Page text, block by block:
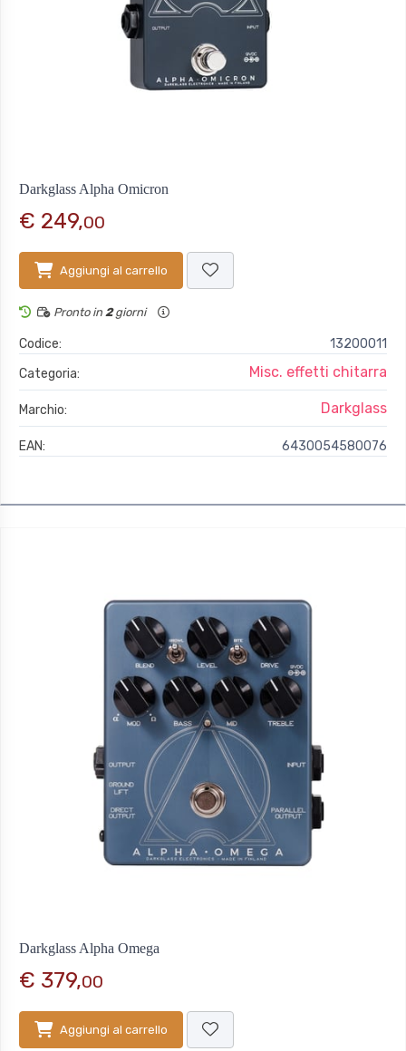
Darkglass Alpha Omicron
€ 249,00
Aggiungi al carrello
Pronto in 2giorni
Codice:
13200011
Categoria:
Misc. effetti chitarra
Marchio: Darkglass
EAN: 6430054580076
Darkglass Alpha Omega
€ 379,00
Aggiungi al carrello